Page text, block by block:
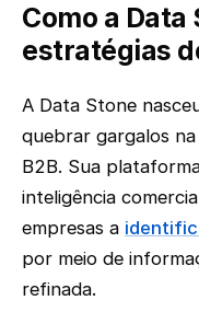
Como a
estratégias
A Data Stone
quebrar gargalos
B2B. Sua
inteligência
empresas a
por meio de
refinada.